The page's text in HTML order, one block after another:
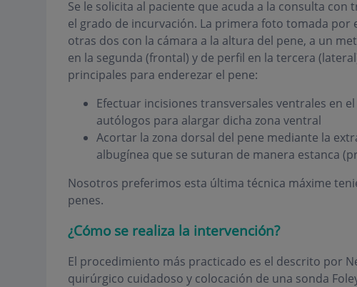
Se le solicita al paciente que acuda a la consulta
el grado de incurvación. La primera foto tomada por
otras dos con la cámara a la altura del pene, a un
en la segunda (frontal) y de perfil en la tercera
principales para enderezar el pene:
Efectuar incisiones transversales ventrales en
autólogos para alargar dicha zona ventral
Acortar la zona dorsal del pene mediante la
albugínea que se suturan de manera estanca
Nosotros preferimos esta última técnica máxime
penes.
¿Cómo se realiza la intervención?
El procedimiento más practicado es el descrito por
quirúrgico cuidadoso y colocación de una sonda